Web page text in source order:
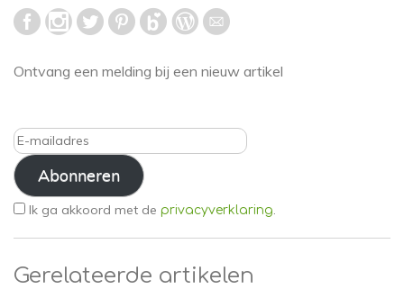
Ontvang een melding bij een nieuw artikel
E-
mailadresAbonneren
Ik ga akkoord met de privacyverklaring
Gerelateerde artikelen